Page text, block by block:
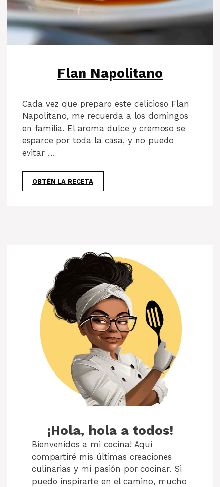
Flan Napolitano
Cada vez que preparo este delicioso Flan
Napolitano, me recuerda a los domingos
en familia. El aroma dulce y cremoso se
esparce por toda la casa, y no puedo
evitar …
OBTÉN LA RECETA
¡Hola, hola a todos!
Bienvenidos a mi cocina! Aquí
compartiré mis últimas creaciones
culinarias y mi pasión por cocinar. Si
puedo inspirarte en el camino, mucho